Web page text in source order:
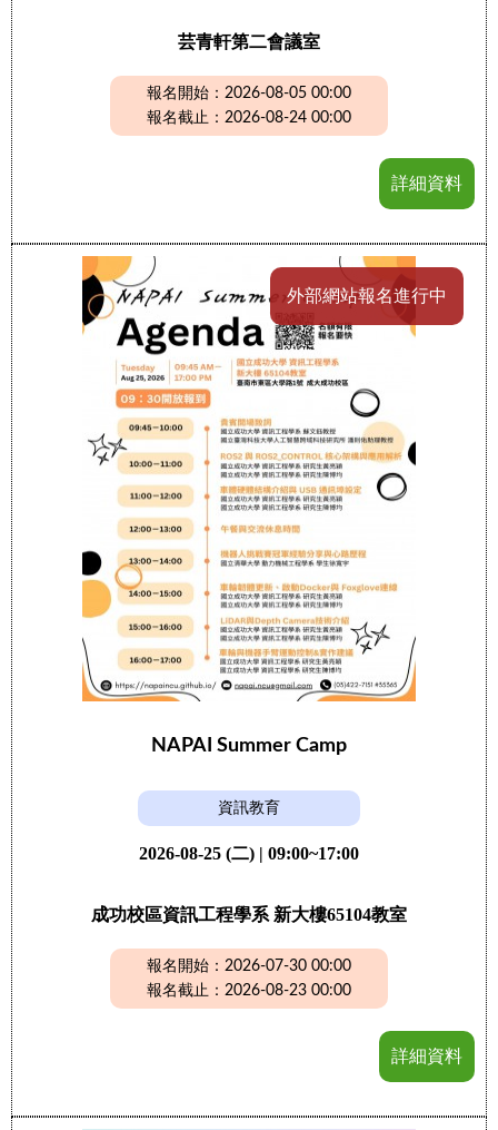
芸青軒第二會議室
報名開始：2026-08-05 00:00
報名截止：2026-08-24 00:00
詳細資料
外部網站報名進行中
NAPAI Summer Camp
資訊教育
2026-08-25 (二) | 09:00~17:00
成功校區資訊工程學系 新大樓65104教室
報名開始：2026-07-30 00:00
報名截止：2026-08-23 00:00
詳細資料